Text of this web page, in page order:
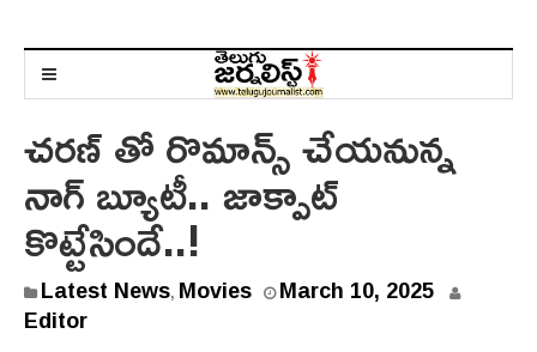
చరణ్ తో రొమాన్స్ చేయనున్న
నాగ్ బ్యూటీ.. జాక్పాట్
కొట్టేసిందే..!
Latest News, Movies March 10, 2025
Editor